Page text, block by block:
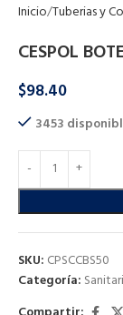
Inicio Tuberias y
CESPOL
$98.40
3453
SKU: CPSCCBS50
Categoría: